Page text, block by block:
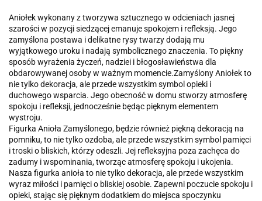
Aniołek wykonany z tworzywa sztucznego w odcieniach jasnej
szarości w pozycji siedzącej emanuje spokojem i refleksją. Jego
zamyślona postawa i delikatne rysy twarzy dodają mu
wyjątkowego uroku i nadają symbolicznego znaczenia. To piękny
sposób wyrażenia życzeń, nadziei i błogosławieństwa dla
obdarowywanej osoby w ważnym momencie.Zamyślony Aniołek to
nie tylko dekoracja, ale przede wszystkim symbol opieki i
duchowego wsparcia. Jego obecność w domu stworzy atmosferę
spokoju i refleksji, jednocześnie będąc pięknym elementem
wystroju.
Figurka Anioła Zamyślonego, będzie również piękną dekoracją na
pomniku, to nie tylko ozdoba, ale przede wszystkim symbol pamięci
i troski o bliskich, którzy odeszli. Jej refleksyjna poza zachęca do
zadumy i wspominania, tworząc atmosferę spokoju i ukojenia.
Nasza figurka anioła to nie tylko dekoracja, ale przede wszystkim
wyraz miłości i pamięci o bliskiej osobie. Zapewni poczucie spokoju i
opieki, stając się pięknym dodatkiem do miejsca spoczynku